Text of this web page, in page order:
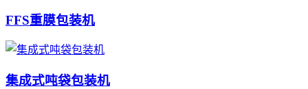
FFS重膜包装机
集成式吨袋包装机